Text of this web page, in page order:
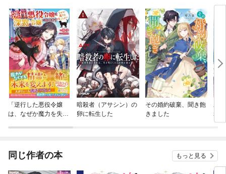
「逆行した悪役令嬢
は、なぜか魔力を失っ
暗殺者（アサシン）の
卵に転生した
その婚約破棄、聞き飽
きました
氷
れ
同じ作者の本 もっと見る